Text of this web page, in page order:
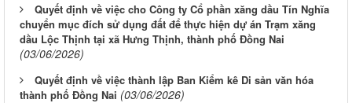
Quyết định về việc cho Công ty Cổ phần xăng dầu Tín Nghĩa
chuyển mục đích sử dụng đất để thực hiện dự án Trạm xăng
dầu Lộc Thịnh tại xã Hưng Thịnh, thành phố Đồng Nai
(03/06/2026)
Quyết định về việc thành lập Ban Kiểm kê Di sản văn hóa
thành phố Đồng Nai (03/06/2026)